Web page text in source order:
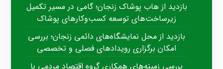
بازدید از هاب پوشاک زنجان؛ گامی در مسیر تکمیل
زیرساخت‌های توسعه کسب‌وکارهای پوشاک
بازدید از محل نمایشگاه‌های دائمی زنجان؛ بررسی
امکان برگزاری رویدادهای فصلی و تخصصی
بررسی زمینه‌های همکاری گروه اقتصاد مردمی با